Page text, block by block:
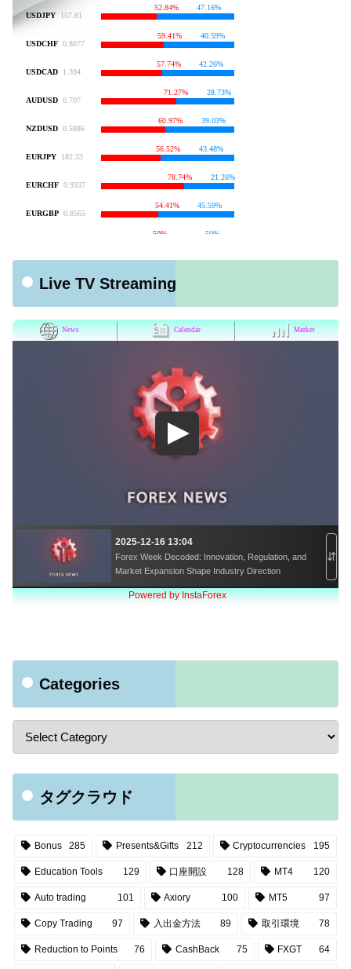
Live TV Streaming
Categories
タグクラウド
Bonus 285 Presents&Gifts 212 Cryptocurrencies 195
Education Tools 129 口座開設 128 MT4 120
Auto trading 101 Axiory 100 MT5 97
Copy Trading 97 入出金方法 89 取引環境 78
Reduction to Points 76 CashBack 75 FXGT 64